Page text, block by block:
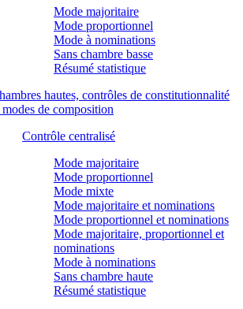
Mode majoritaire
Mode proportionnel
Mode à nominations
Sans chambre basse
Résumé statistique
hautes, contrôles de constitutionnalité
modes de composition
Contrôle centralisé
Mode majoritaire
Mode proportionnel
Mode mixte
Mode majoritaire et nominations
Mode proportionnel et nominations
Mode majoritaire, proportionnel et
nominations
Mode à nominations
Sans chambre haute
Résumé statistique